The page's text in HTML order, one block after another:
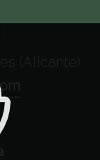
(Alicante)